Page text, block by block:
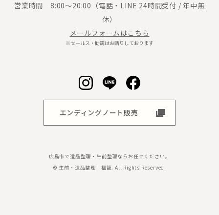
営業時間 8:00～20:00（電話・LINE 24時間受付 / 年中無
休）
メールフォームはこちら
※セールス・勧誘はお断りしております
エンディングノート販売
広島市で遺品整理・生前整理ならお任せください。
© 生前・遺品整理 福籠. All Rights Reserved.